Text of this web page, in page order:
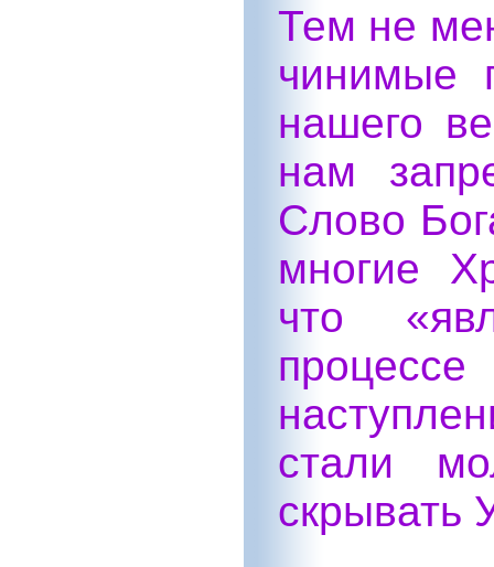
Тем не
чинимые
нашего
нам
Слово
многие
что
стали
скрывать